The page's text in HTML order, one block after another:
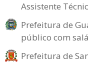
Assistente
Prefeitura de
público com
Prefeitura de